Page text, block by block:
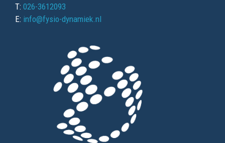
T: 026-3612093
E: info@fysio-dynamiek.nl